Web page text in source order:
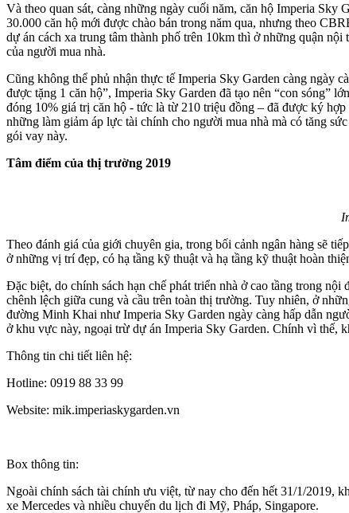
Và theo quan sát, càng những ngày cuối năm, căn hộ Imperia
30.000 căn hộ mới được chào bán trong năm qua, nhưng theo
dự án cách xa trung tâm thành phố trên 10km thì ở những quận
của người mua nhà.
Cũng không thể phủ nhận thực tế Imperia Sky Garden càng ngày
được tặng 1 căn hộ”, Imperia Sky Garden đã tạo nên “con sóng”
đóng 10% giá trị căn hộ - tức là từ 210 triệu đồng – đã được ký
những làm giảm áp lực tài chính cho người mua nhà mà có tăng
gói vay này.
Tâm điểm của thị trường 2019
Theo đánh giá của giới chuyên gia, trong bối cảnh ngân hàng sẽ
ở những vị trí đẹp, có hạ tầng kỹ thuật và hạ tầng kỹ thuật hoàn
Đặc biệt, do chính sách hạn chế phát triển nhà ở cao tầng trong
chênh lệch giữa cung và cầu trên toàn thị trường. Tuy nhiên, ở
đường Minh Khai như Imperia Sky Garden ngày càng hấp dẫn
ở khu vực này, ngoại trừ dự án Imperia Sky Garden. Chính vì thế,
Thông tin chi tiết liên hệ:
Hotline: 0919 88 33 99
Website: mik.imperiaskygarden.vn
Box thông tin:
Ngoài chính sách tài chính ưu việt, từ nay cho đến hết 31/1/2019,
xe Mercedes và nhiều chuyến du lịch đi Mỹ, Pháp, Singapore.